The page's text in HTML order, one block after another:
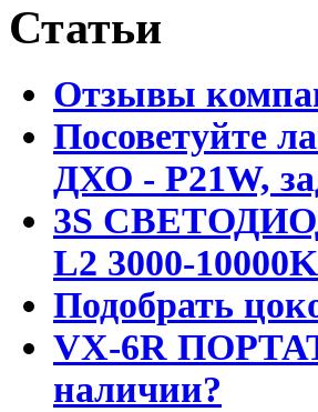
Статьи
Отзывы
Посоветуйте
ДХО - P21W,
3S
L2 3000-10000K
Подобрать
VX-6R
наличии?